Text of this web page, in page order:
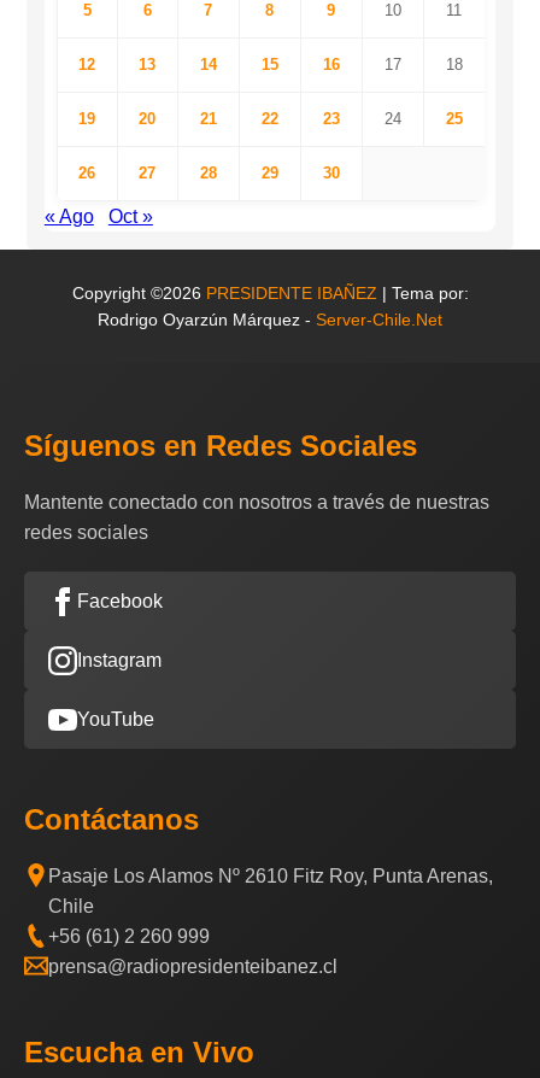
5 6 7 8 9 10 11
12 13 14 15 16 17 18
19 20 21 22 23 24 25
26 27 28 29 30
« Ago Oct »
Copyright ©2026 PRESIDENTE IBAÑEZ | Tema por:
Rodrigo Oyarzún Márquez - Server-Chile.Net
Síguenos en Redes Sociales
Mantente conectado con nosotros a través de nuestras
redes sociales
Facebook
Instagram
YouTube
Contáctanos
Pasaje Los Alamos Nº 2610 Fitz Roy, Punta Arenas,
Chile
+56 (61) 2 260 999
prensa@radiopresidenteibanez.cl
Escucha en Vivo